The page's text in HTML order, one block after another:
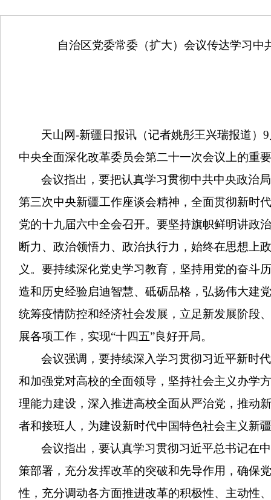
自治区党委常委（扩大）会议传达学习
天山网-新疆日报讯（记者姚彤王兴瑞报道
中央全面深化改革委员会第二十一次会议上的重
会议指出，要把认真学习贯彻中共中央政治
第三次中央新疆工作座谈会精神，全面贯彻新时
党的十九届六中全会召开。要坚持旗帜鲜明讲政
断力、政治领悟力、政治执行力，始终在思想上
义。要持续深化党史学习教育，坚持用党的奋斗
造和历史经验启迪智慧、砥砺品格，弘扬伟大建
统筹疫情防控和经济社会发展，立足新发展阶段
展各项工作，实现“十四五”良好开局。
会议强调，要持续深入学习贯彻习近平新时
和加强党对高校的全面领导，坚持社会主义办学
理能力建设，深入推进高校全面从严治党，推动
者和接班人，为建设新时代中国特色社会主义新
会议指出，要认真学习贯彻习近平总书记在
策部署，充分发挥改革的突破和先导作用，确保
性，充分调动各方面推进改革的积极性、主动性